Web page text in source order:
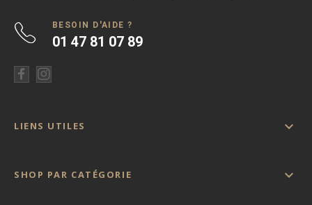
BESOIN D'AIDE ?
01 47 81 07 89
LIENS UTILES 
SHOP PAR CATÉGORIE 